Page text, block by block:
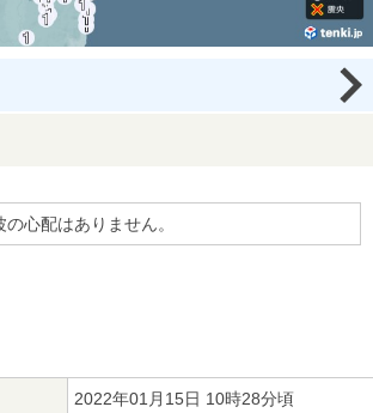
心配はありません。
2022年01月15日 10時28分頃